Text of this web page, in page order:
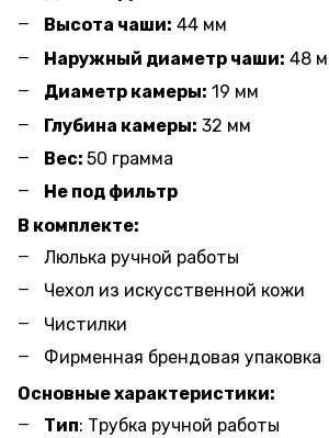
Высота чаши: 44 мм
Наружный диаметр чаши: 48
Диаметр камеры: 19 мм
Глубина камеры: 32 мм
Вес: 50 грамма
Не под фильтр
В комплекте:
Люлька ручной работы
Чехол из искусственной кожи
Чистилки
Фирменная брендовая упаковка
Основные характеристики:
Тип: Трубка ручной работы